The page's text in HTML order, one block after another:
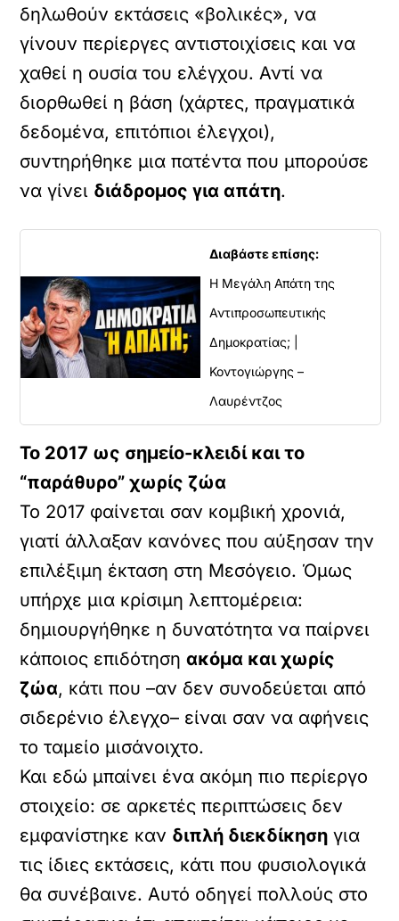
δηλωθούν εκτάσεις «βολικές», να
γίνουν περίεργες αντιστοιχίσεις και να
χαθεί η ουσία του ελέγχου. Αντί να
διορθωθεί η βάση (χάρτες, πραγματικά
δεδομένα, επιτόπιοι έλεγχοι),
συντηρήθηκε μια πατέντα που μπορούσε
να γίνει διάδρομος για απάτη.
Διαβάστε επίσης:
Η Μεγάλη Απάτη της
Αντιπροσωπευτικής
Δημοκρατίας; |
Κοντογιώργης –
Λαυρέντζος
Το 2017 ως σημείο-κλειδί και το
“παράθυρο” χωρίς ζώα
Το 2017 φαίνεται σαν κομβική χρονιά,
γιατί άλλαξαν κανόνες που αύξησαν την
επιλέξιμη έκταση στη Μεσόγειο. Όμως
υπήρχε μια κρίσιμη λεπτομέρεια:
δημιουργήθηκε η δυνατότητα να παίρνει
κάποιος επιδότησηακόμα και χωρίς
ζώα, κάτι που –αν δεν συνοδεύεται από
σιδερένιο έλεγχο– είναι σαν να αφήνεις
το ταμείο μισάνοιχτο.
Και εδώ μπαίνει ένα ακόμη πιο περίεργο
στοιχείο: σε αρκετές περιπτώσεις δεν
εμφανίστηκε καν διπλή διεκδίκηση για
τις ίδιες εκτάσεις, κάτι που φυσιολογικά
θα συνέβαινε. Αυτό οδηγεί πολλούς στο